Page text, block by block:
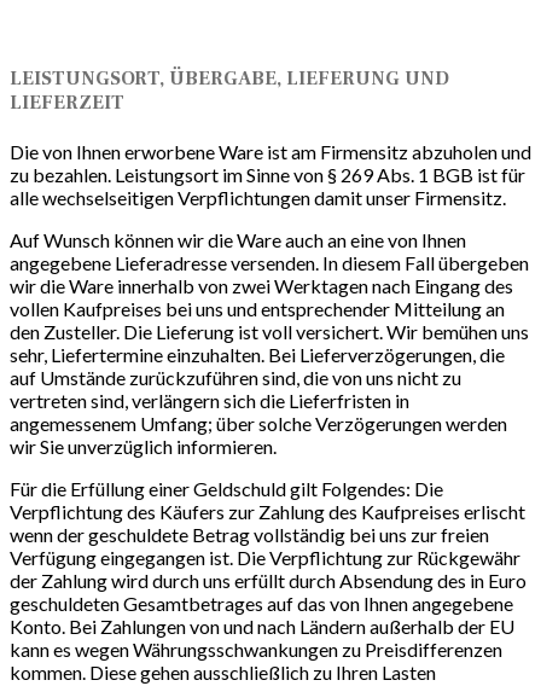
LEISTUNGSORT, ÜBERGABE, LIEFERUNG UND
LIEFERZEIT
Die von Ihnen erworbene Ware ist am Firmensitz abzuholen und
zu bezahlen. Leistungsort im Sinne von § 269 Abs. 1 BGB ist für
alle wechselseitigen Verpflichtungen damit unser Firmensitz.
Auf Wunsch können wir die Ware auch an eine von Ihnen
angegebene Lieferadresse versenden. In diesem Fall übergeben
wir die Ware innerhalb von zwei Werktagen nach Eingang des
vollen Kaufpreises bei uns und entsprechender Mitteilung an
den Zusteller. Die Lieferung ist voll versichert. Wir bemühen uns
sehr, Liefertermine einzuhalten. Bei Lieferverzögerungen, die
auf Umstände zurückzuführen sind, die von uns nicht zu
vertreten sind, verlängern sich die Lieferfristen in
angemessenem Umfang; über solche Verzögerungen werden
wir Sie unverzüglich informieren.
Für die Erfüllung einer Geldschuld gilt Folgendes: Die
Verpflichtung des Käufers zur Zahlung des Kaufpreises erlischt
wenn der geschuldete Betrag vollständig bei uns zur freien
Verfügung eingegangen ist. Die Verpflichtung zur Rückgewähr
der Zahlung wird durch uns erfüllt durch Absendung des in Euro
geschuldeten Gesamtbetrages auf das von Ihnen angegebene
Konto. Bei Zahlungen von und nach Ländern außerhalb der EU
kann es wegen Währungsschwankungen zu Preisdifferenzen
kommen. Diese gehen ausschließlich zu Ihren Lasten